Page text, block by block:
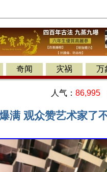
奇闻 灾祸 万
人气： 86,995
满 观众赞艺术家了